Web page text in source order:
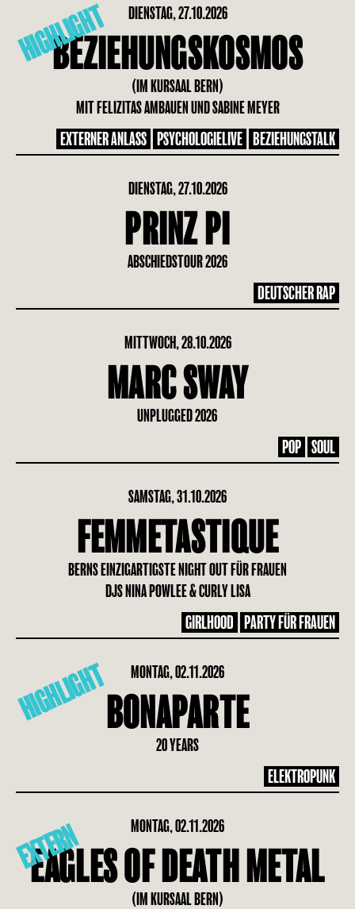
DIENSTAG, 27.10.2026
HIGHLIGHT
BEZIEHUNGSKOSMOS
(IM KURSAAL BERN)
MIT FELIZITAS AMBAUEN UND SABINE MEYER
EXTERNER ANLASS PSYCHOLOGIELIVE BEZIEHUNGSTALK
DIENSTAG, 27.10.2026
PRINZ PI
ABSCHIEDSTOUR 2026
DEUTSCHER RAP
MITTWOCH, 28.10.2026
MARC SWAY
UNPLUGGED 2026
POP SOUL
SAMSTAG, 31.10.2026
FEMMETASTIQUE
BERNS EINZIGARTIGSTE NIGHT OUT FÜR FRAUEN
DJS NINA POWLEE & CURLY LISA
GIRLHOOD PARTY FÜR FRAUEN
MONTAG, 02.11.2026
HIGHLIGHTBONAPARTE
20 YEARS
ELEKTROPUNK
MONTAG, 02.11.2026
EXTERN
EAGLES OF DEATH METAL
(IM KURSAAL BERN)